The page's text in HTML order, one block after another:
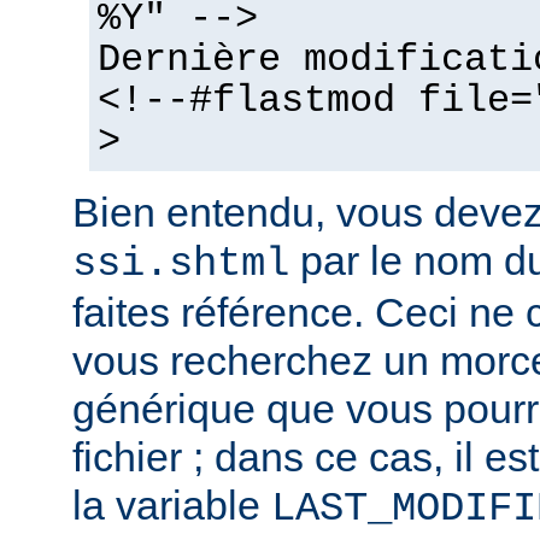
%Y" -->
Dernière
<!--#flastmod
>
Bien entendu, vous
ssi.shtml par le nom
faites référence. Ceci ne
vous recherchez un
générique que vous
fichier ; dans ce cas, il
la variable